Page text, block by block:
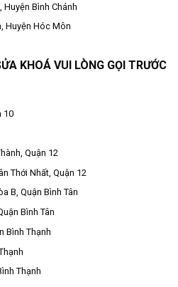
Huyện Bình Chánh
Huyện Hóc Môn
KHOÁ VUI LÒNG GỌI TRƯỚC
10
Quận 12
Thới Nhất, Quận 12
B, Quận Bình Tân
Bình Tân
Bình Thạnh
Thạnh